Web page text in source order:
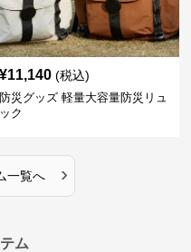
¥11,140 (税込)
防災グッズ 軽量大容量防災リュ
ック
一覧へ ›
ム